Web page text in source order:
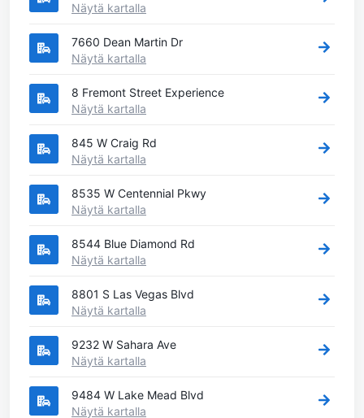
Näytä kartalla
7660 Dean Martin Dr
Näytä kartalla
8 Fremont Street Experience
Näytä kartalla
845 W Craig Rd
Näytä kartalla
8535 W Centennial Pkwy
Näytä kartalla
8544 Blue Diamond Rd
Näytä kartalla
8801 S Las Vegas Blvd
Näytä kartalla
9232 W Sahara Ave
Näytä kartalla
9484 W Lake Mead Blvd
Näytä kartalla